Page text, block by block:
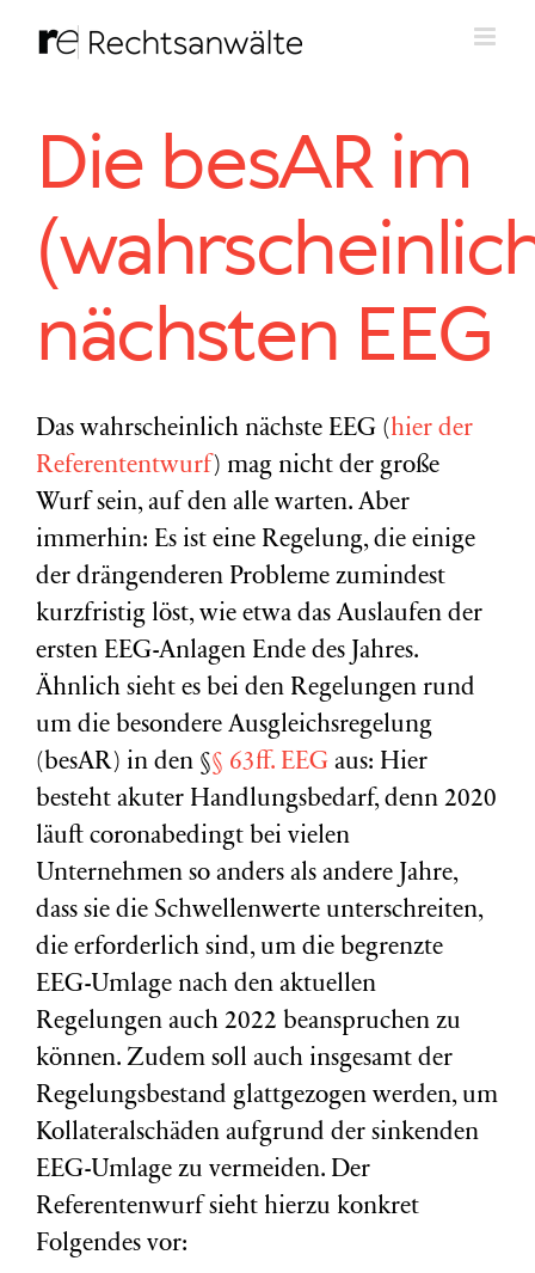
Inhalt
Die besAR im
nächsten EEG
Das wahrscheinlich nächste EEG (hier der
Referententwurf) mag nicht der große
Wurf sein, auf den alle warten. Aber
immerhin: Es ist eine Regelung, die einige
der drängenderen Probleme zumindest
kurzfristig löst, wie etwa das Auslaufen der
ersten EEG-Anlagen Ende des Jahres.
Ähnlich sieht es bei den Regelungen rund
um die besondere Ausgleichsregelung
(besAR) in den §§ 63ff. EEG aus: Hier
besteht akuter Handlungsbedarf, denn 2020
läuft coronabedingt bei vielen
Unternehmen so anders als andere Jahre,
dass sie die Schwellenwerte unterschreiten,
die erforderlich sind, um die begrenzte
EEG-Umlage nach den aktuellen
Regelungen auch 2022 beanspruchen zu
können. Zudem soll auch insgesamt der
Regelungsbestand glattgezogen werden, um
Kollateralschäden aufgrund der sinkenden
EEG-Umlage zu vermeiden. Der
Referentenwurf sieht hierzu konkret
Folgendes vor: